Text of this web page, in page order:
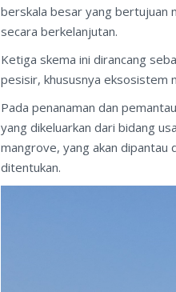
berskala besar yang bertujuan
secara berkelanjutan.
Ketiga skema ini dirancang
pesisir, khususnya eksosistem
Pada penanaman dan
yang dikeluarkan dari bidang
mangrove, yang akan dipantau
ditentukan.